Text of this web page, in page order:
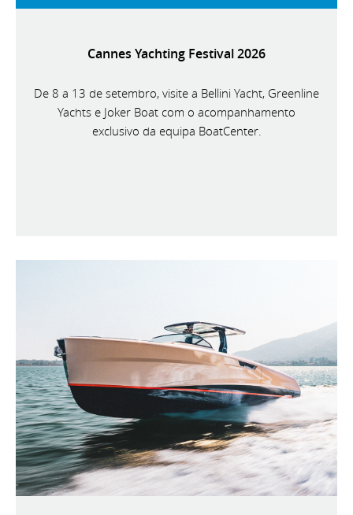
Cannes Yachting Festival 2026
De 8 a 13 de setembro, visite a Bellini Yacht, Greenline
Yachts e Joker Boat com o acompanhamento
exclusivo da equipa BoatCenter.